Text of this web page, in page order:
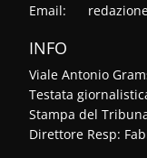
Email:
INFO
Viale Antonio
Testata
Stampa del
Direttore Resp: